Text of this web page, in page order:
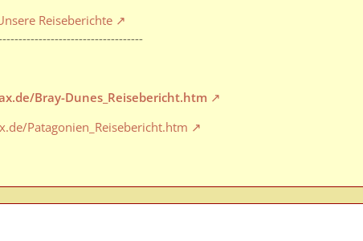
Reiseberichte
Bray-Dunes_Reisebericht.htm
Patagonien_Reisebericht.htm